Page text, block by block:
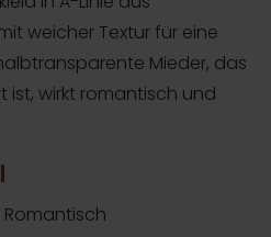
weicher Textur für eine
Mieder, das
ist, wirkt romantisch und
Romantisch